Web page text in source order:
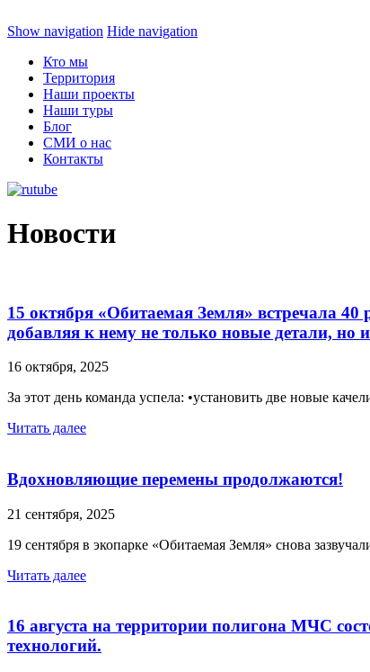
Show navigation Hide navigation
Кто мы
Территория
Наши проекты
Наши туры
Блог
СМИ о нас
Контакты
Новости
15 октября «Обитаемая Земля» встречала
добавляя к нему не только новые детали, но
16 октября, 2025
За этот день команда успела: •установить две новые
Читать далее
Вдохновляющие перемены продолжаются!
21 сентября, 2025
19 сентября в экопарке «Обитаемая Земля» снова
Читать далее
16 августа на территории полигона МЧС
технологий.